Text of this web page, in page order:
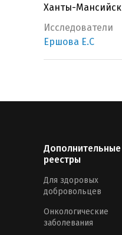
Ханты-Мансийск
Исследователи
Ершова Е.С
Дополнительные
реестры
Для здоровых
добровольцев
Онкологические
заболевания